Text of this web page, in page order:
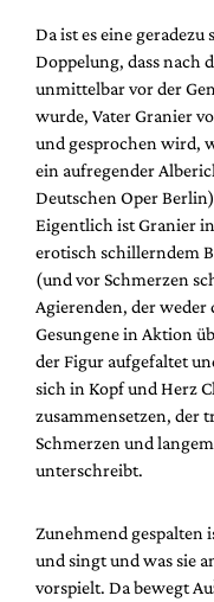
Da ist es eine
Doppelung, dass nach
unmittelbar vor der
wurde, Vater Granier
und gesprochen wird,
ein aufregender
Deutschen Oper
Eigentlich ist Granier
erotisch schillerndem
(und vor Schmerzen
Agierenden, der weder
Gesungene in Aktion
der Figur aufgefaltet
sich in Kopf und Herz
zusammensetzen, der
Schmerzen und
unterschreibt.
Zunehmend gespalten
und singt und was sie
vorspielt. Da bewegt